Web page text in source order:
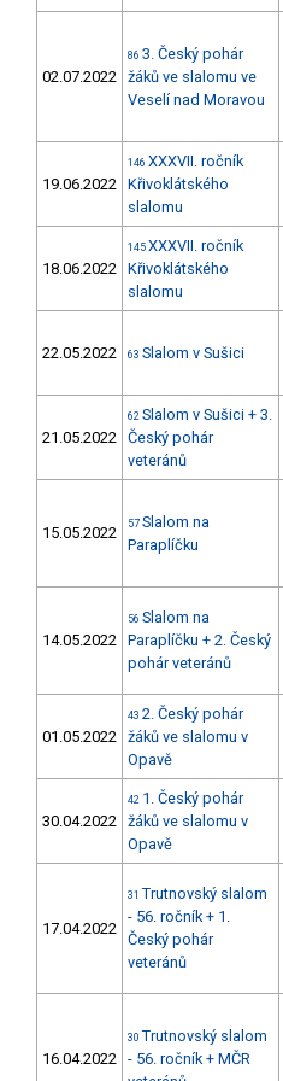
02.07.2022
86 3. Český pohár
žáků ve slalomu ve
Veselí nad Moravou
19.06.2022
146 XXXVII. ročník
Křivoklátského
slalomu
18.06.2022
145 XXXVII. ročník
Křivoklátského
slalomu
22.05.2022 63 Slalom v Sušici
21.05.2022
62 Slalom v Sušici + 3.
Český pohár
veteránů
15.05.2022 57 Slalom na
Paraplíčku
14.05.2022
56 Slalom na
Paraplíčku + 2. Český
pohár veteránů
01.05.2022
43 2. Český pohár
žáků ve slalomu v
Opavě
30.04.2022
42 1. Český pohár
žáků ve slalomu v
Opavě
17.04.2022
31 Trutnovský slalom
- 56. ročník + 1.
Český pohár
veteránů
16.04.2022
30 Trutnovský slalom
- 56. ročník + MČR